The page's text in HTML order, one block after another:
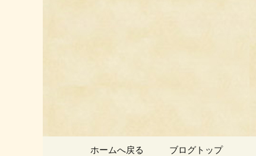
静岡県
ン」のお
コンテンツへ移動
ホームへ戻る ブログトップ